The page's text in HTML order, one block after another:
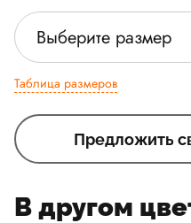
Выберите размер
Таблица размеров
Предложить
В другом